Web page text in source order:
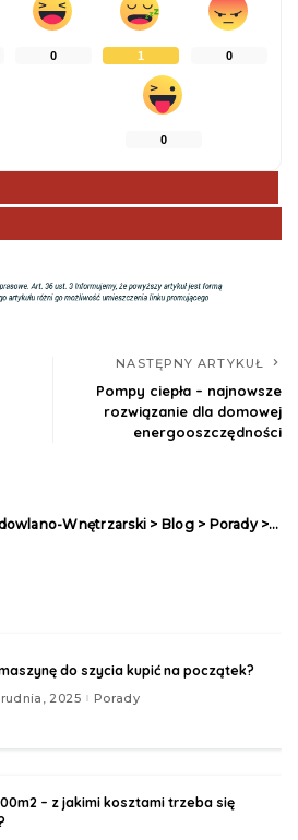
0 1 0
0
NASTĘPNY ARTYKUŁ
Pompy ciepła – najnowsze
rozwiązanie dla domowej
energooszczędności
Wnętrzarski > Blog> Porady> Ile
do szycia kupić na początek?
2025 Porady
– z jakimi kosztami trzeba się